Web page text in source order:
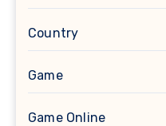
Country
Game
Game Online